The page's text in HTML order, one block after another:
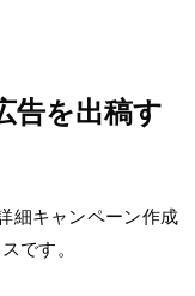
告を出稿す
細キャンペーン作成
です。